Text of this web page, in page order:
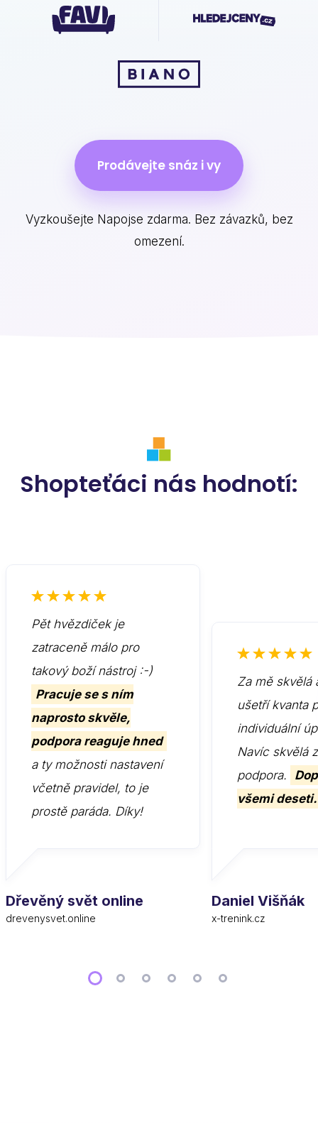
Prodávejte snáz i vy
Vyzkoušejte Napojse zdarma. Bez závazků, bez
omezení.
Shopteťáci nás hodnotí:
Pět hvězdiček je
zatraceně málo pro
takový boží nástroj :-)
Pracuje se s ním
naprosto skvěle,
podpora reaguje hned
a ty možnosti nastavení
včetně pravidel, to je
prostě paráda. Díky!
Dřevěný svět online
drevenysvet.online
Za mě skvělá
ušetří kvanta
individuální
Navíc skvělá
podpora.
všemi deseti.
Daniel Višňák
x-trenink.cz